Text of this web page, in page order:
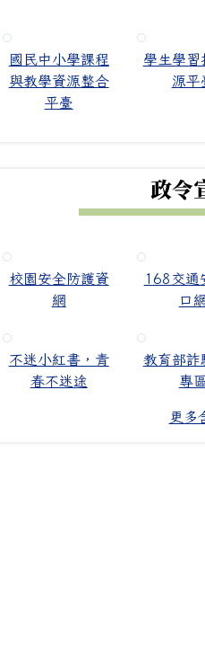
國民中小學課程
與教學資源整合
平臺
學生學習
源平
政令
校園安全防護資
網
168交通
口
不迷小紅書，青
春不迷途
教育部詐
專區
更多